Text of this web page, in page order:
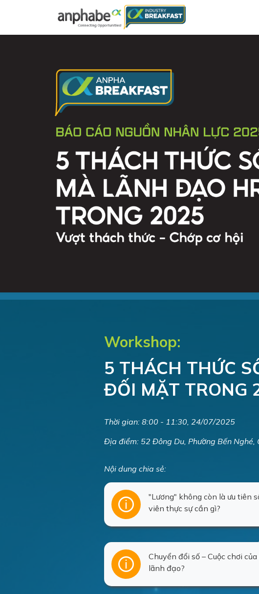
Workshop:
5 THÁCH THỨC
ĐỐI MẶT TRONG
Thời gian: 8:00 - 11:30, 24/07/2025
Địa điểm: 52 Đông Du, Phường Bến Nghé,
Nội dung chia sẻ:
"Lương" không còn là ưu tiên
viên thực sự cần gì?
Chuyển đổi số – Cuộc chơi
lãnh đạo?